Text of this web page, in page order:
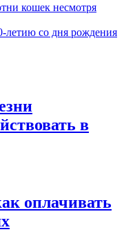
кошек несмотря
летию со дня рождения
в
оплачивать